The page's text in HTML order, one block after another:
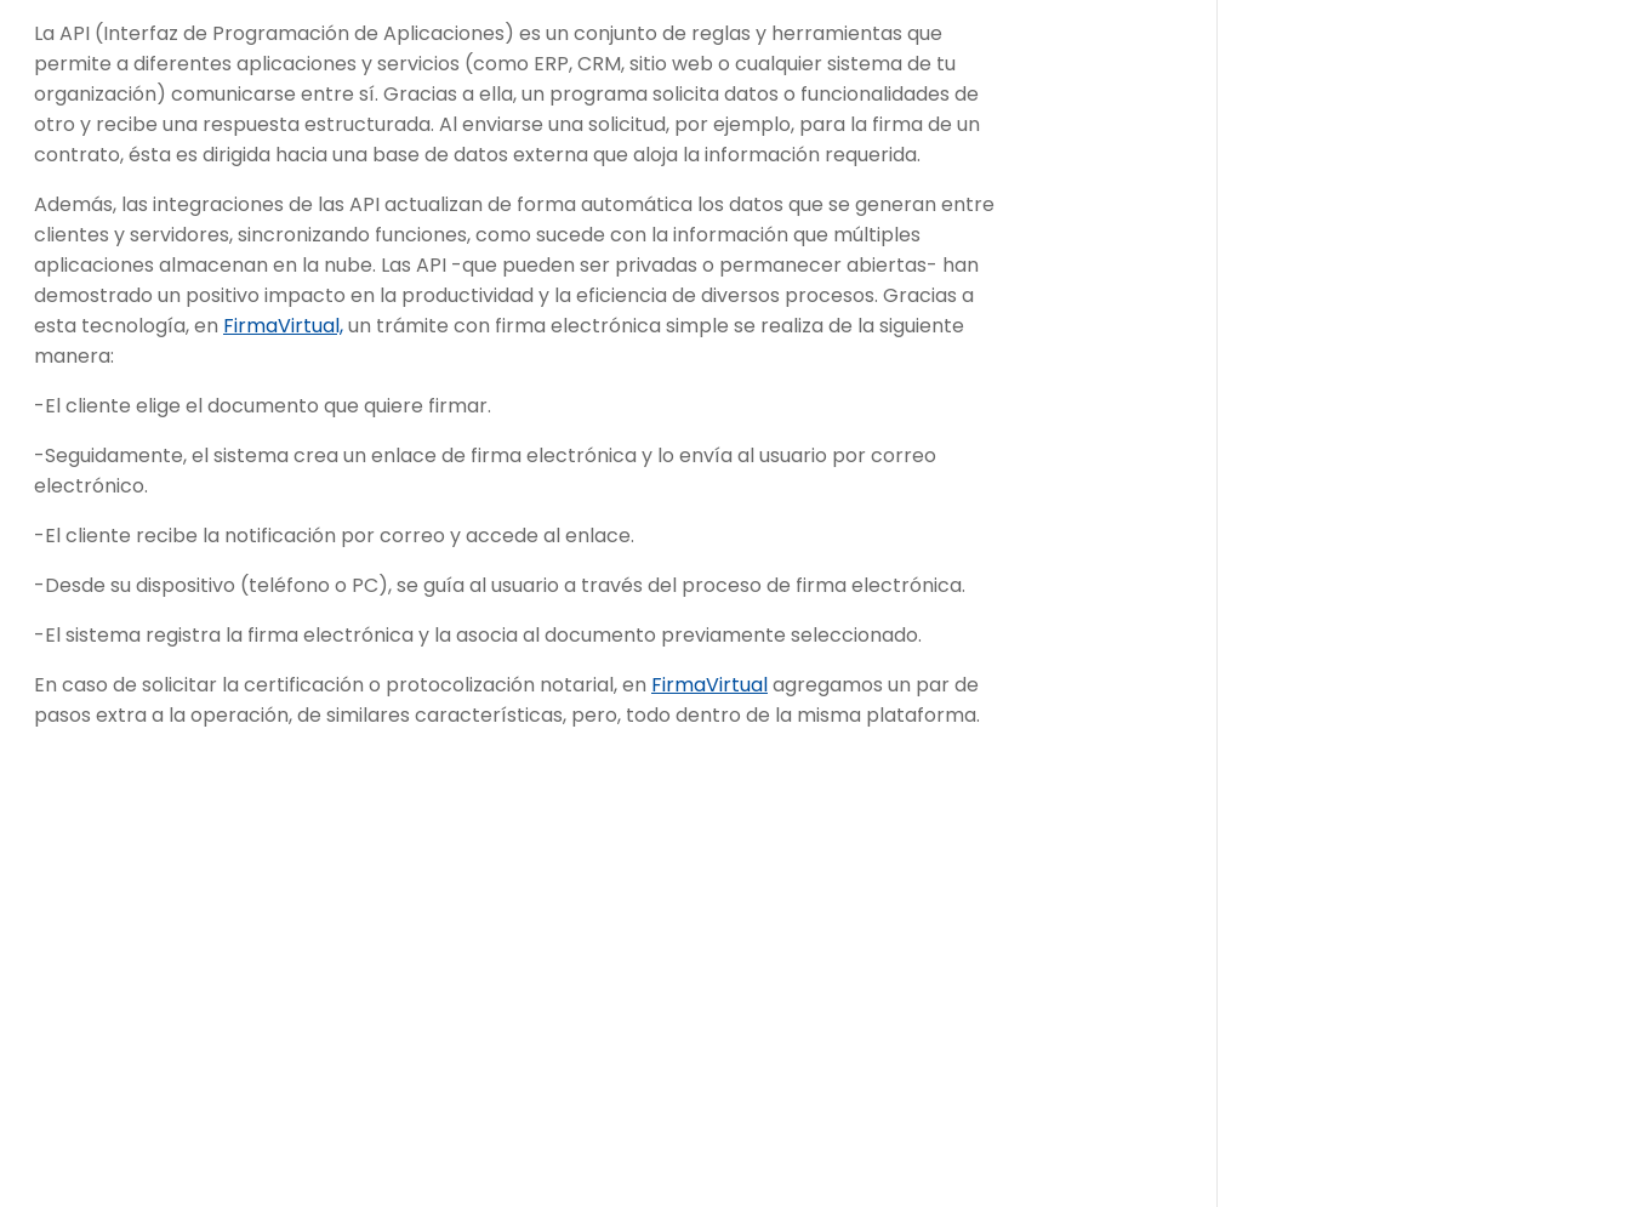
La API (Interfaz de Programación de Aplicaciones) es un conjunto de reglas y herramientas que
permite a diferentes aplicaciones y servicios (como ERP, CRM, sitio web o cualquier sistema de tu
organización) comunicarse entre sí. Gracias a ella, un programa solicita datos o funcionalidades de
otro y recibe una respuesta estructurada. Al enviarse una solicitud, por ejemplo, para la firma de un
contrato, ésta es dirigida hacia una base de datos externa que aloja la información requerida.
Además, las integraciones de las API actualizan de forma automática los datos que se generan entre
clientes y servidores, sincronizando funciones, como sucede con la información que múltiples
aplicaciones almacenan en la nube. Las API -que pueden ser privadas o permanecer abiertas- han
demostrado un positivo impacto en la productividad y la eficiencia de diversos procesos. Gracias a
esta tecnología, en FirmaVirtual,un trámite con firma electrónica simple se realiza de la siguiente
manera:
-El cliente elige el documento que quiere firmar.
-Seguidamente, el sistema crea un enlace de firma electrónica y lo envía al usuario por correo
electrónico.
-El cliente recibe la notificación por correo y accede al enlace.
-Desde su dispositivo (teléfono o PC), se guía al usuario a través del proceso de firma electrónica.
-El sistema registra la firma electrónica y la asocia al documento previamente seleccionado.
En caso de solicitar la certificación o protocolización notarial, en FirmaVirtualagregamos un par de
pasos extra a la operación, de similares características, pero, todo dentro de la misma plataforma.